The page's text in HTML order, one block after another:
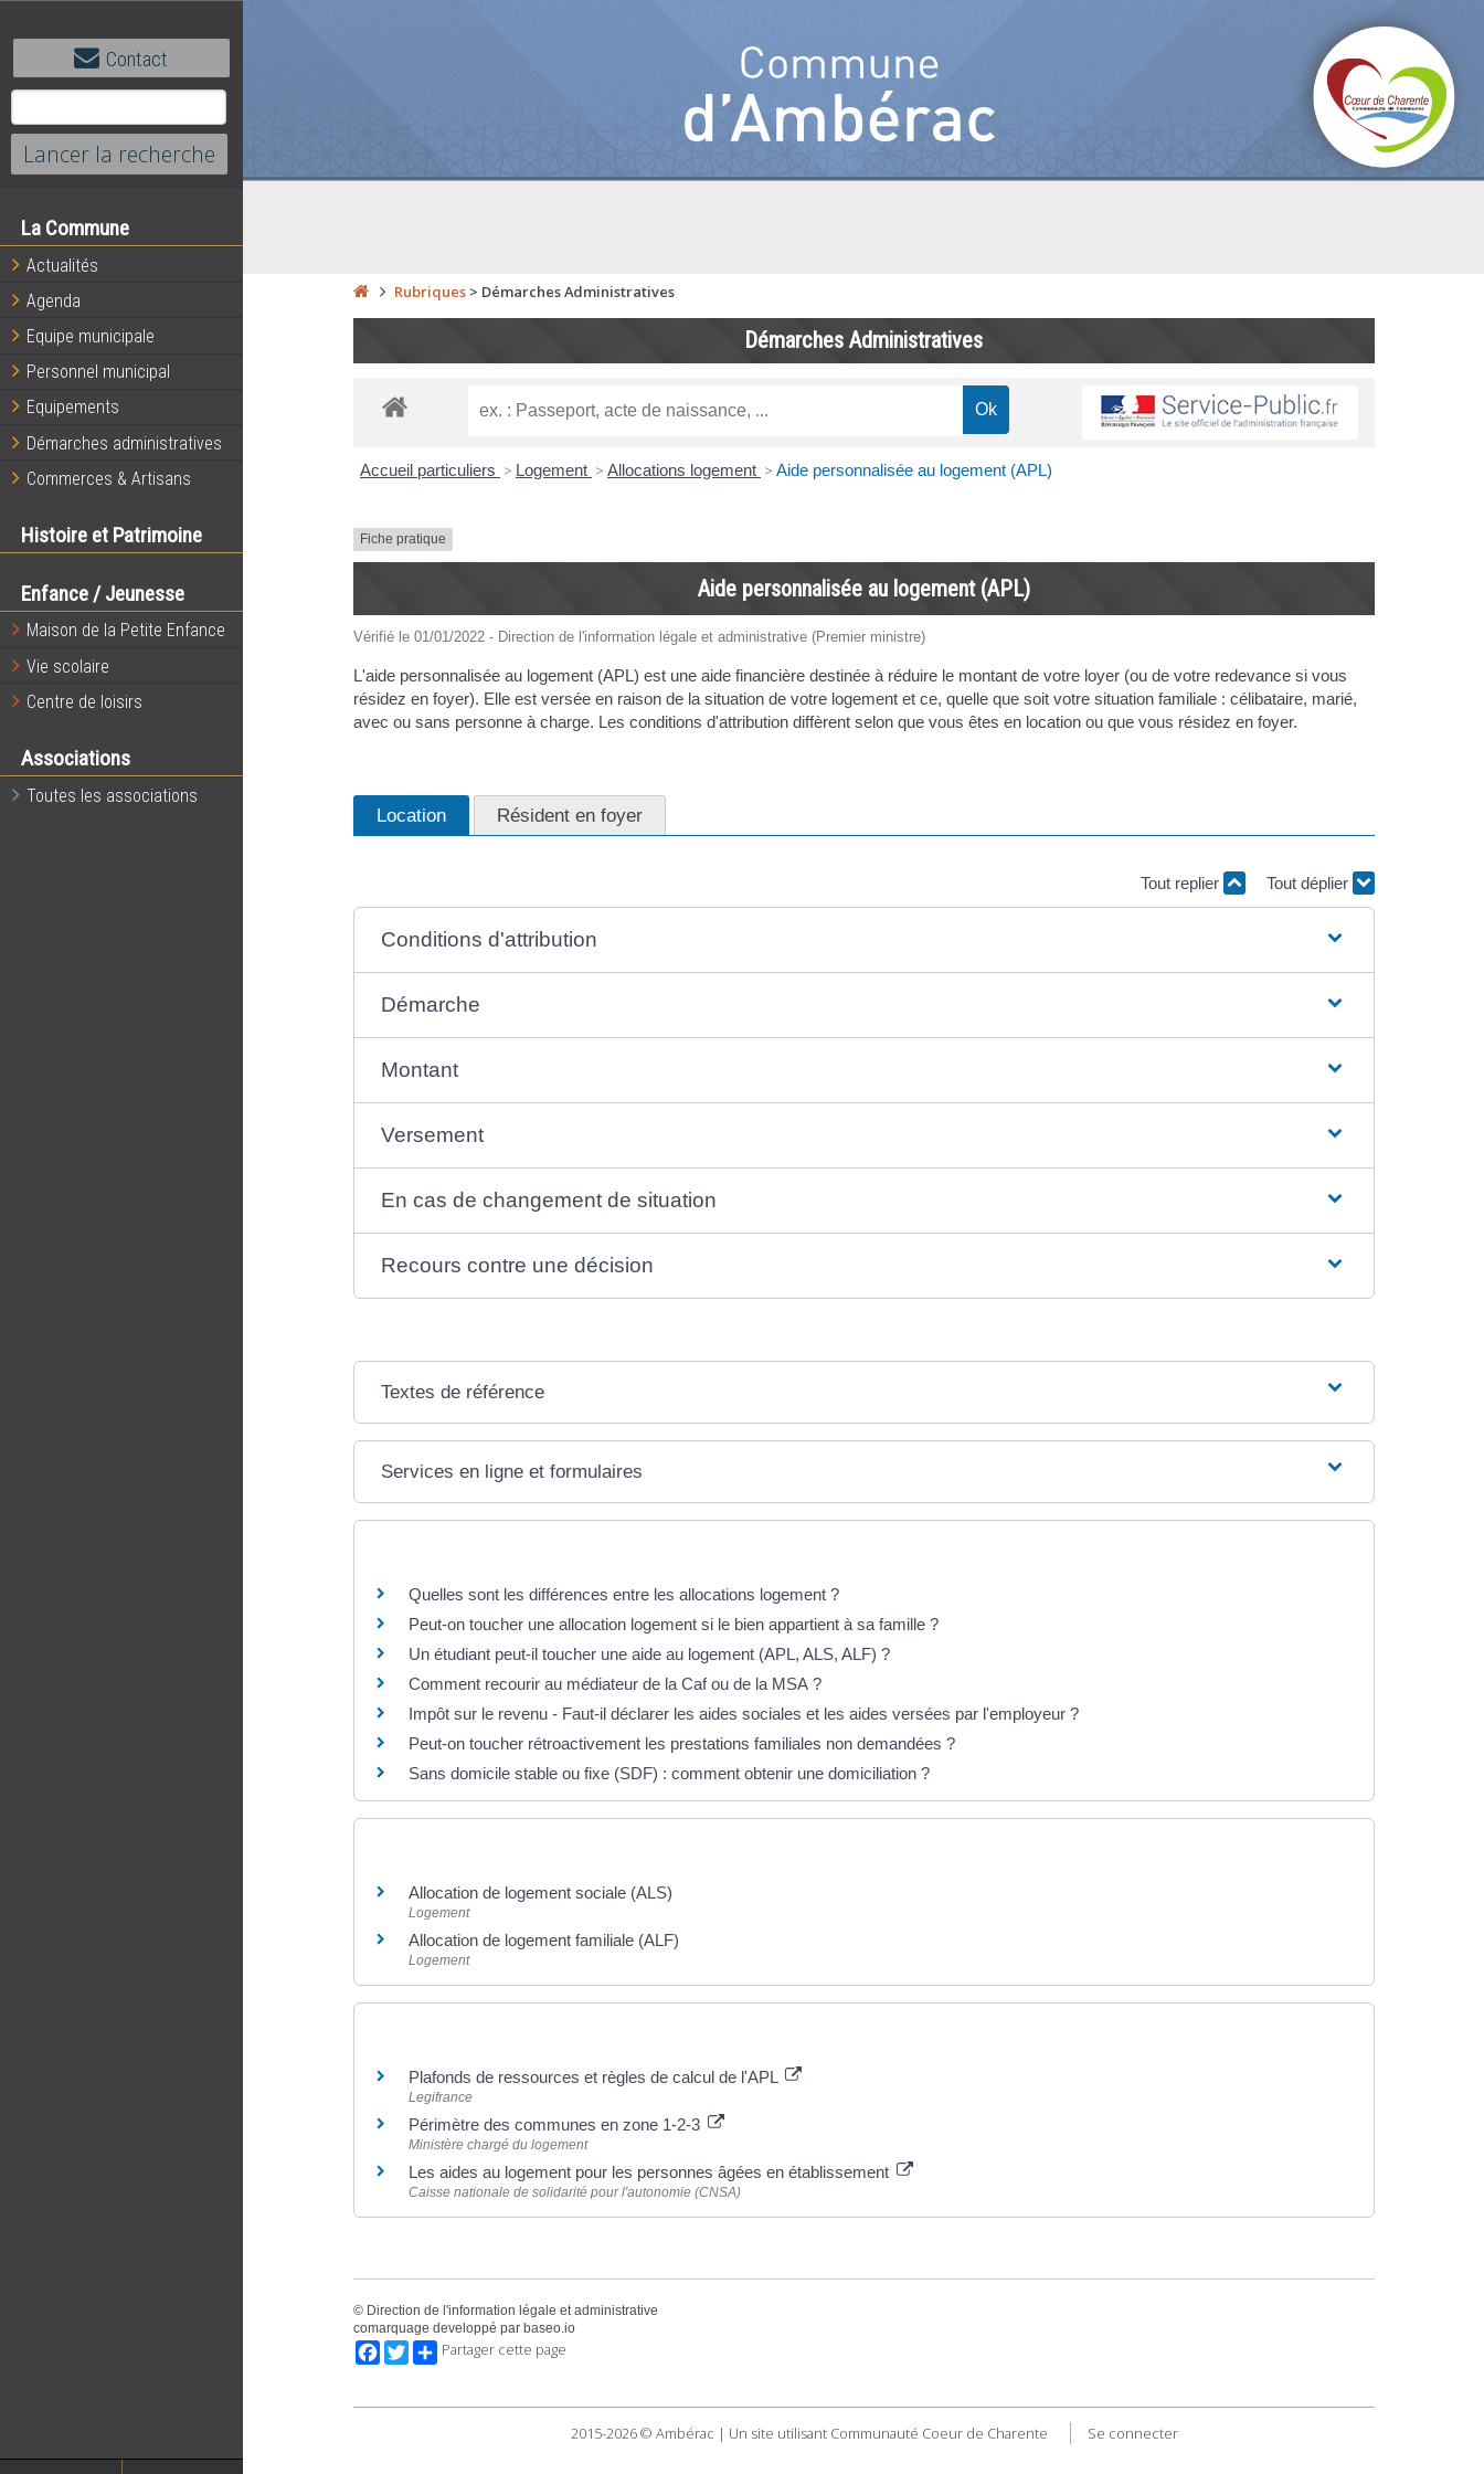
Contact
La Commune
Actualités
Agenda
Equipe municipale
Personnel municipal
Equipements
Démarches administratives
Commerces & Artisans
Histoire et Patrimoine
Enfance / Jeunesse
Maison de la Petite Enfance
Vie scolaire
Centre de loisirs
Associations
Toutes les associations
Rubriques> Démarches Administratives
Démarches Administratives
Accueil particuliers > Logement > Allocations logement > Aide personnalisée au logement (APL)
Fiche pratique
Aide personnalisée au logement (APL)
Vérifié le 01/01/2022 - Direction de l'information légale et administrative (Premier ministre)
L'aide personnalisée au logement (APL) est une aide financière destinée à réduire le montant de votre loyer (ou de votre redevance si vous
résidez en foyer). Elle est versée en raison de la situation de votre logement et ce, quelle que soit votre situation familiale : célibataire, marié,
avec ou sans personne à charge. Les conditions d'attribution diffèrent selon que vous êtes en location ou que vous résidez en foyer.
Location Résident en foyer
Tout replier Tout déplier
Conditions d'attribution
Démarche
Montant
Versement
En cas de changement de situation
Recours contre une décision
Textes de référence
Services en ligne et formulaires
Quelles sont les différences entre les allocations logement ?
Peut-on toucher une allocation logement si le bien appartient à sa famille ?
Un étudiant peut-il toucher une aide au logement (APL, ALS, ALF) ?
Comment recourir au médiateur de la Caf ou de la MSA ?
Impôt sur le revenu - Faut-il déclarer les aides sociales et les aides versées par l'employeur ?
Peut-on toucher rétroactivement les prestations familiales non demandées ?
Sans domicile stable ou fixe (SDF) : comment obtenir une domiciliation ?
Allocation de logement sociale (ALS)
Logement
Allocation de logement familiale (ALF)
Logement
Plafonds de ressources et règles de calcul de l'APL
Legifrance
Périmètre des communes en zone 1-2-3
Ministère chargé du logement
Les aides au logement pour les personnes âgées en établissement
Caisse nationale de solidarité pour l'autonomie (CNSA)
© Direction de l'information légale et administrative
comarquage developpé par baseo.io
Facebook
TwitterPartager cette page
2015-2026 © Ambérac | Un site utilisant Communauté Coeur de Charente Se connecter